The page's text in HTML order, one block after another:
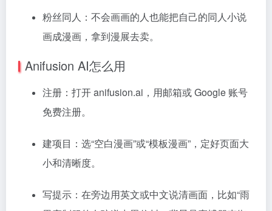
粉丝同人：不会画画的人也能把自己的同人小说
画成漫画，拿到漫展去卖。
Anifusion AI怎么用
注册：打开 anifusion.ai，用邮箱或 Google 账号
免费注册。
建项目：选“空白漫画”或“模板漫画”，定好页面大
小和清晰度。
写提示：在旁边用英文或中文说清画面，比如“雨